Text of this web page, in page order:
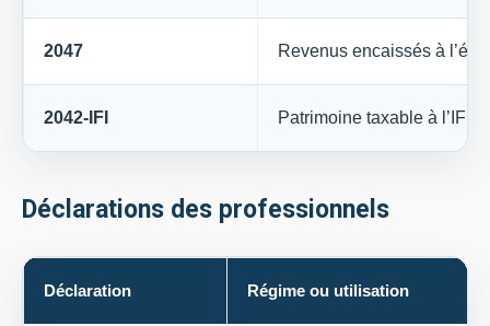
2047 Revenus encaissés à
2042-IFI Patrimoine taxable à l’IFI
Déclarations des professionnels
Déclaration Régime ou utilisation